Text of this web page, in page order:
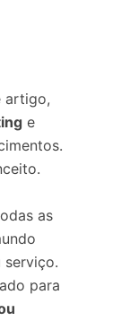
artigo,
e
as
para